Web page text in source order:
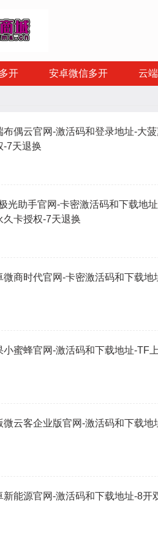
开 安卓微信多开 云
布偶云官网-激活码和登录地址-大
-7天退换
光助手官网-卡密激活码和下载地
久卡授权-7天退换
微商时代官网-卡密激活码和下载地
小蜜蜂官网-激活码和下载地址-TF
微云客企业版官网-激活码和下载地
新能源官网-激活码和下载地址-8开